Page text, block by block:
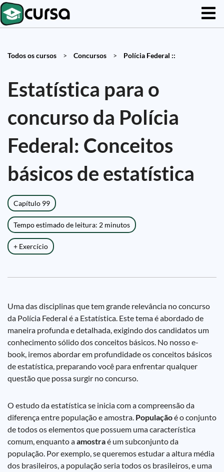
Todos os cursos > Concursos > Polícia Federal ::
Estatística para o
concurso da Polícia
Federal: Conceitos
básicos de estatística
Capítulo 99
Tempo estimado de leitura: 2 minutos
+ Exercício
Uma das disciplinas que tem grande relevância no concurso
da Polícia Federal é a Estatística. Este tema é abordado de
maneira profunda e detalhada, exigindo dos candidatos um
conhecimento sólido dos conceitos básicos. No nosso e-
book, iremos abordar em profundidade os conceitos básicos
de estatística, preparando você para enfrentar qualquer
questão que possa surgir no concurso.
O estudo da estatística se inicia com a compreensão da
diferença entre população e amostra. Populaçãoé o conjunto
de todos os elementos que possuem uma característica
comum, enquanto aamostraé um subconjunto da
população. Por exemplo, se queremos estudar a altura média
dos brasileiros, a população seria todos os brasileiros, e uma